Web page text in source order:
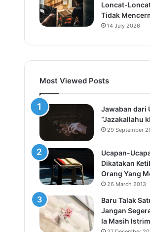
Loncat-
Tidak
14 July 2026
Most Viewed Posts
Jawaban dari
“Jazakallahu
29 September
Ucapan-
Dikatakan
Orang Yang
26 March 2013
Baru Talak
Jangan
Ia Masih